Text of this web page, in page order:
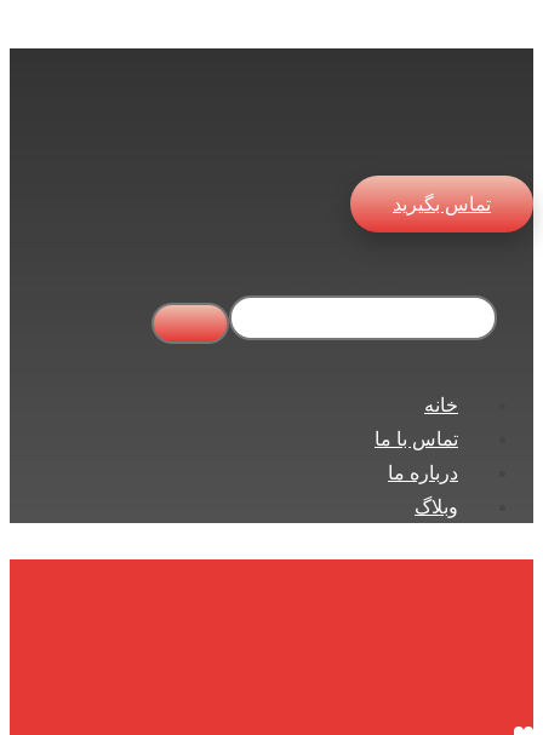
تماس بگیرید
خانه
تماس با ما
درباره ما
وبلاگ